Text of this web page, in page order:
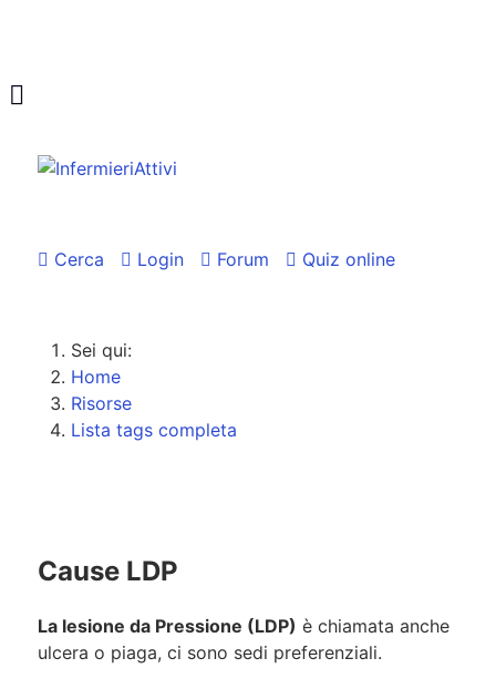
Cerca Login Forum Quiz online
Sei qui:
Home
Risorse
Lista tags completa
Cause LDP
La lesione da Pressione (LDP) è chiamata anche
ulcera o piaga, ci sono sedi preferenziali.